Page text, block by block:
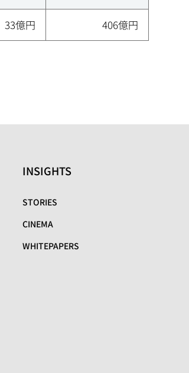
33億円 406億円
INSIGHTS
STORIES
CINEMA
WHITEPAPERS